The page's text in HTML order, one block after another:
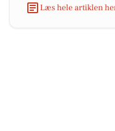
Læs hele artiklen